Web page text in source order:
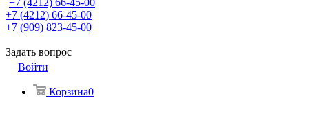
+7 (4212) 66-45-00
+7 (4212) 66-45-00
+7 (909) 823-45-00
Задать вопрос
Войти
Корзина0